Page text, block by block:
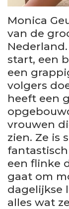
Monica
van de
start, een
een
volgers
heeft een
vrouwen
zien. Ze is
een flinke
gaat om
dagelijkse
alles wat